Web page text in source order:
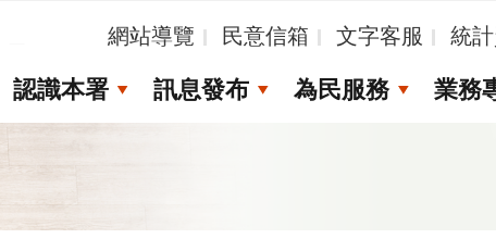
網站導覽 民意信箱 文字客服 統
認識本署 訊息發布 為民服務 業務